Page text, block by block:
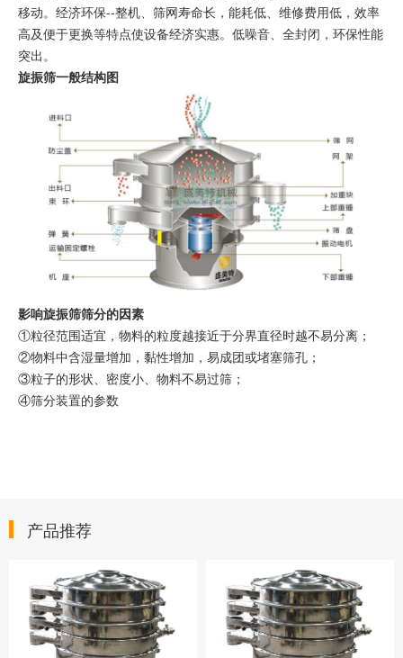
移动。经济环保--整机、筛网寿命长，能耗低、维修费用低，效率
高及便于更换等特点使设备经济实惠。低噪音、全封闭，环保性能
突出。
旋振筛一般结构图
影响旋振筛筛分的因素
①粒径范围适宜，物料的粒度越接近于分界直径时越不易分离；
②物料中含湿量增加，黏性增加，易成团或堵塞筛孔；
③粒子的形状、密度小、物料不易过筛；
④筛分装置的参数
产品推荐